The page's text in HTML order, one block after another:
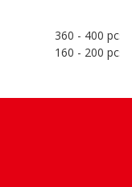
360 - 400
160 - 200